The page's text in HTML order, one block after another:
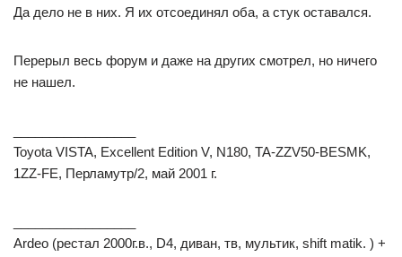
Да дело не в них. Я их отсоединял оба, а стук оставался.
Перерыл весь форум и даже на других смотрел, но ничего
не нашел.
Toyota VISTA, Excellent Edition V, N180, TA-ZZV50-BESMK,
1ZZ-FE, Перламутр/2, май 2001 г.
Ardeo (рестал 2000г.в., D4, диван, тв, мультик, shift matik. ) +